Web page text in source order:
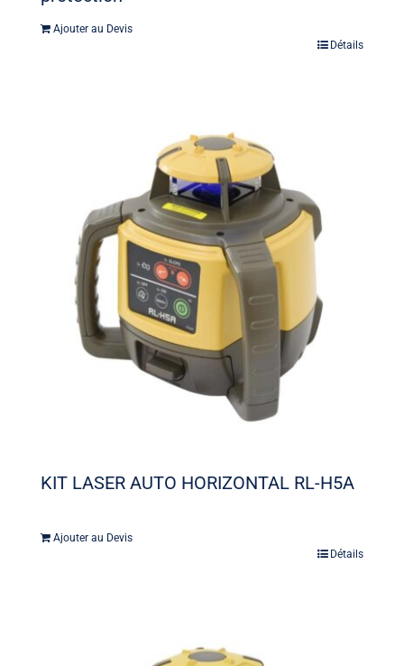
Ajouter au Devis
Détails
KIT LASER AUTO HORIZONTAL RL-H5A
Ajouter au Devis
Détails